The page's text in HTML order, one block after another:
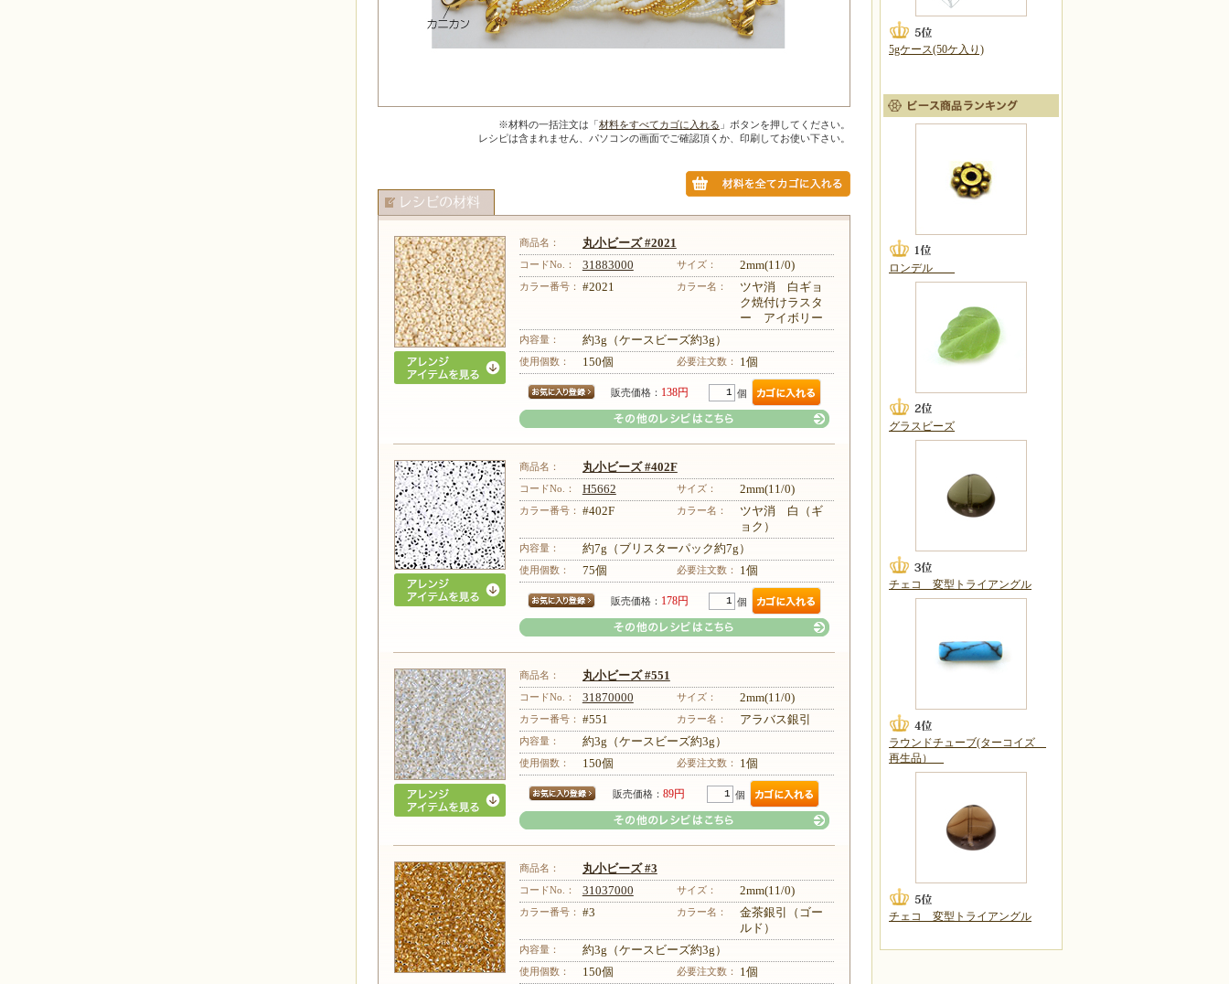
※材料の一括注文は「 材料をすべてカゴに入れる 」ボタンを押してください。
レシピは含まれません、パソコンの画面でご確認頂くか、印刷してお使い下さい。
商品名： 丸小ビーズ #2021
コードNo.： 31883000 サイズ： 2mm(11/0)
カラー番号： #2021 カラー名：
ツヤ消 白ギョ
ク焼付けラスタ
ー アイボリー
内容量： 約3g（ケースビーズ約3g）
使用個数： 150個 必要注文数： 1個
販売価格： 138円 個
その他のレシピはこちら
商品名： 丸小ビーズ #402F
コードNo.： H5662 サイズ： 2mm(11/0)
カラー番号： #402F カラー名：
ツヤ消 白（ギ
ョク）
内容量： 約7g（ブリスターパック約7g）
使用個数： 75個 必要注文数： 1個
販売価格： 178円 個
その他のレシピはこちら
商品名： 丸小ビーズ #551
コードNo.： 31870000 サイズ： 2mm(11/0)
カラー番号： #551 カラー名： アラバス銀引
内容量： 約3g（ケースビーズ約3g）
使用個数： 150個 必要注文数： 1個
販売価格： 89円 個
その他のレシピはこちら
商品名： 丸小ビーズ #3
コードNo.： 31037000 サイズ： 2mm(11/0)
カラー番号： #3 カラー名：
金茶銀引（ゴー
ルド）
内容量： 約3g（ケースビーズ約3g）
使用個数： 150個 必要注文数： 1個
5gケース(50ケ入り)
ロンデル
グラスビーズ
チェコ 変型トライアングル
ラウンドチューブ(ターコイズ
再生品）
チェコ 変型トライアングル